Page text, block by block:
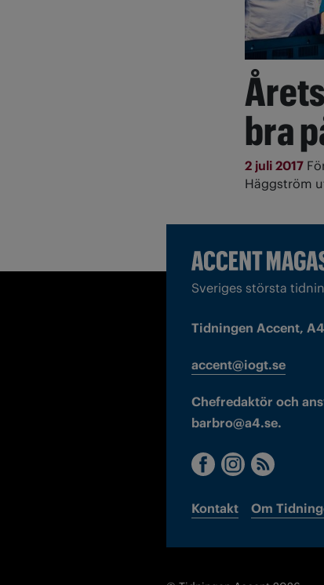
bra
2 juli 2017
Häggström
Sveriges största
Tidningen Accent,
accent@iogt.se
Chefredaktör och
barbro@a4.se.
Kontakt Om